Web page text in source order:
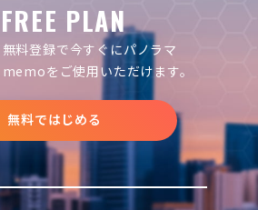
FREE PLAN
無料登録で今すぐにパノラマ
memoをご使用いただけます。
無料ではじめる